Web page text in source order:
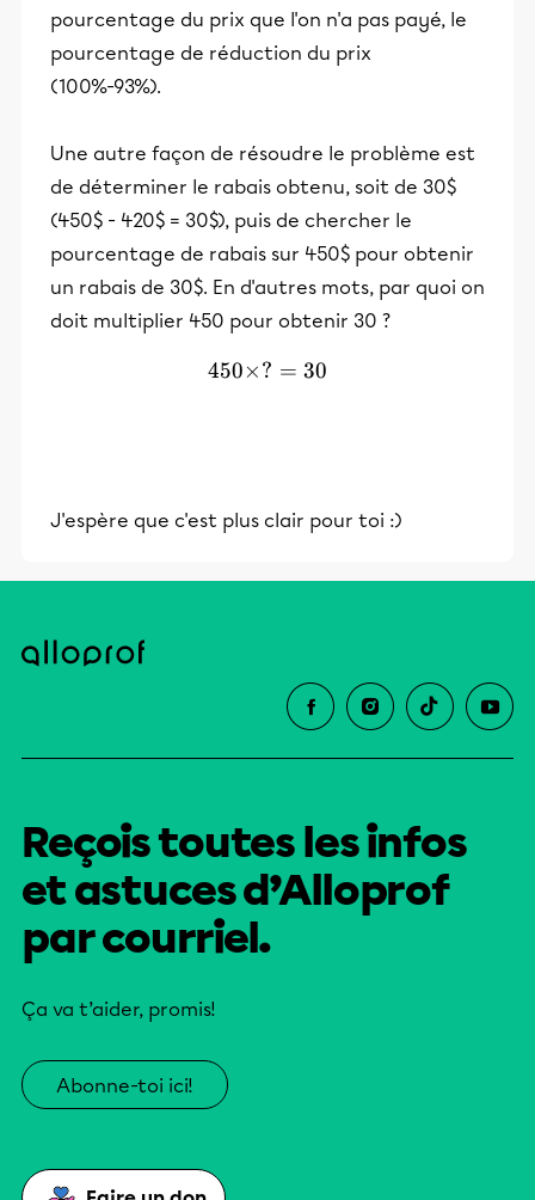
pourcentage du prix que l'on n'a pas payé, le
pourcentage de réduction du prix
(100%-93%).
Une autre façon de résoudre le problème est
de déterminer le rabais obtenu, soit de 30$
(450$ - 420$ = 30$), puis de chercher le
pourcentage de rabais sur 450$ pour obtenir
un rabais de 30$. En d'autres mots, par quoi on
doit multiplier 450 pour obtenir 30 ?
450 \times ? = 30
450×? = 30
J'espère que c'est plus clair pour toi :)
Reçois toutes les infos
et astuces d’Alloprof
par courriel.
Ça va t’aider, promis!
Abonne-toi ici!